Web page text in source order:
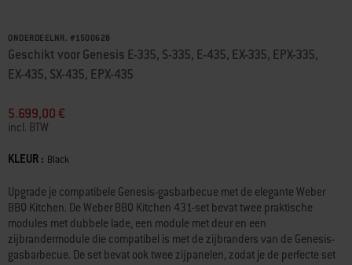
paginalink.
ONDERDEELNR. #1500628
Geschikt voor Genesis E-335, S-335, E-435, EX-335, EPX-335,
EX-435, SX-435, EPX-435
5.699,00 €
incl. BTW
Kleur
KLEUR : Black
Upgrade je compatibele Genesis-gasbarbecue met de elegante Weber
BBQ Kitchen. De Weber BBQ Kitchen 431-set bevat twee praktische
modules met dubbele lade, een module met deur en een
zijbrandermodule die compatibel is met de zijbranders van de Genesis-
gasbarbecue. De set bevat ook twee zijpanelen, zodat je de perfecte set